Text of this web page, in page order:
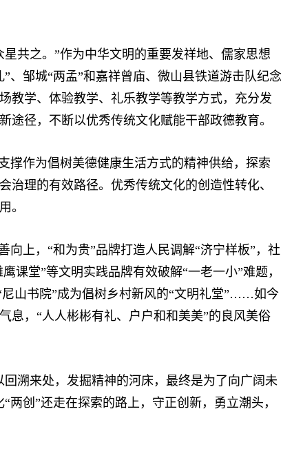
之。”作为中华文明的重要发祥地、儒家思想
、邹城“两孟”和嘉祥曾庙、微山县铁道游击队纪念
教学、体验教学、礼乐教学等教学方式，充分发
径，不断以优秀传统文化赋能干部政德教育。
作为倡树美德健康生活方式的精神供给，探索
理的有效路径。优秀传统文化的创造性转化、
。
，“和为贵”品牌打造人民调解“济宁样板”，社
课堂”等文明实践品牌有效破解“一老一小”难题，
尼山书院”成为倡树乡村新风的“文明礼堂”……如今
息，“人人彬彬有礼、户户和和美美”的良风美俗
来处，发掘精神的河床，最终是为了向广阔未
创”还走在探索的路上，守正创新，勇立潮头，